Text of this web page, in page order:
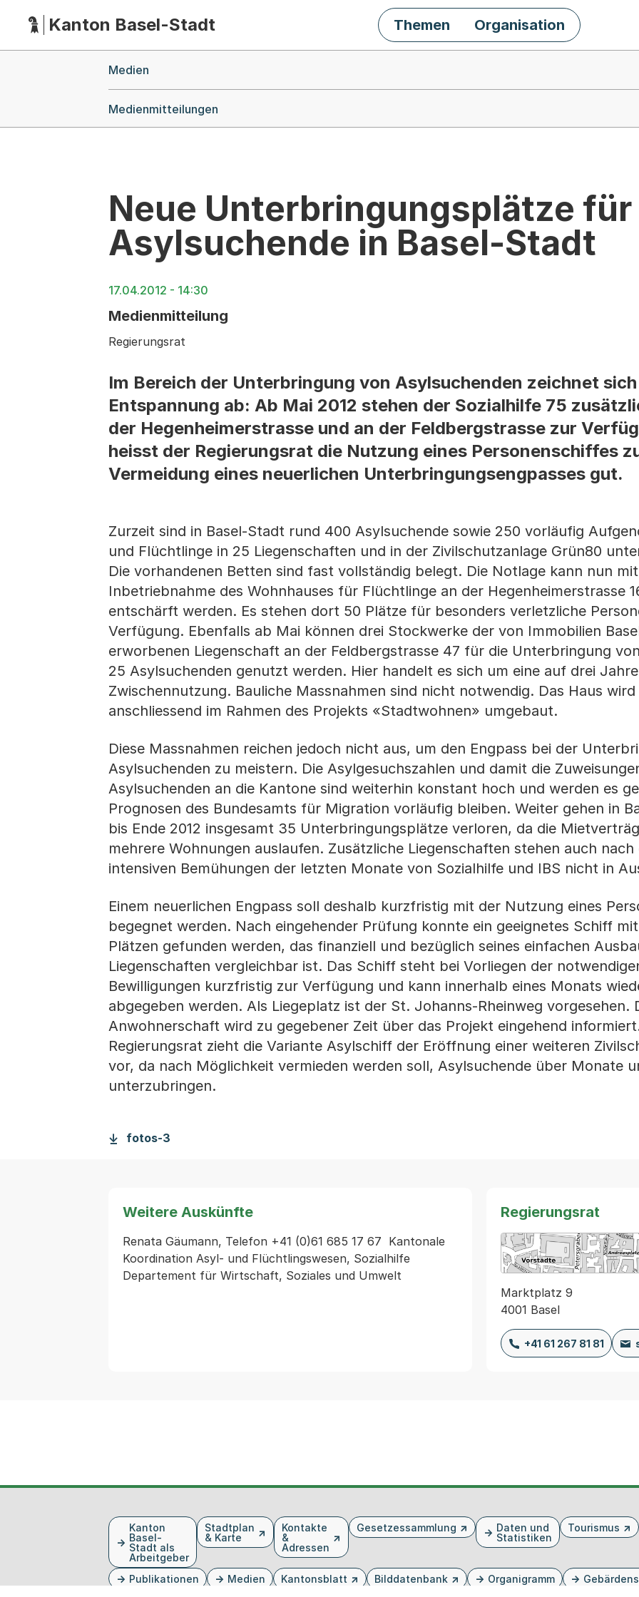
HauptnavigationKanton Basel-Stadt Themen Organisation
Medien
Medienmitteilungen
Neue Unterbringungsplätze für
Asylsuchende in Basel-Stadt
17.04.2012 - 14:30
Medienmitteilung
Regierungsrat
Im Bereich der Unterbringung von Asylsuchenden zeichnet
Entspannung ab: Ab Mai 2012 stehen der Sozialhilfe 75
der Hegenheimerstrasse und an der Feldbergstrasse zur
heisst der Regierungsrat die Nutzung eines Personenschiffes
Vermeidung eines neuerlichen Unterbringungsengpasses gut.
Zurzeit sind in Basel-Stadt rund 400 Asylsuchende sowie 250 vorläufig
und Flüchtlinge in 25 Liegenschaften und in der Zivilschutzanlage Grün80
Die vorhandenen Betten sind fast vollständig belegt. Die Notlage kann nun
Inbetriebnahme des Wohnhauses für Flüchtlinge an der Hegenheimerstrasse
entschärft werden. Es stehen dort 50 Plätze für besonders verletzliche
Verfügung. Ebenfalls ab Mai können drei Stockwerke der von Immobilien
erworbenen Liegenschaft an der Feldbergstrasse 47 für die Unterbringung
25 Asylsuchenden genutzt werden. Hier handelt es sich um eine auf drei
Zwischennutzung. Bauliche Massnahmen sind nicht notwendig. Das Haus wird
anschliessend im Rahmen des Projekts «Stadtwohnen» umgebaut.
Diese Massnahmen reichen jedoch nicht aus, um den Engpass bei der
Asylsuchenden zu meistern. Die Asylgesuchszahlen und damit die
Asylsuchenden an die Kantone sind weiterhin konstant hoch und werden es
Prognosen des Bundesamts für Migration vorläufig bleiben. Weiter gehen in
bis Ende 2012 insgesamt 35 Unterbringungsplätze verloren, da die
mehrere Wohnungen auslaufen. Zusätzliche Liegenschaften stehen auch nach
intensiven Bemühungen der letzten Monate von Sozialhilfe und IBS nicht in
Einem neuerlichen Engpass soll deshalb kurzfristig mit der Nutzung eines
begegnet werden. Nach eingehender Prüfung konnte ein geeignetes Schiff
Plätzen gefunden werden, das finanziell und bezüglich seines einfachen
Liegenschaften vergleichbar ist. Das Schiff steht bei Vorliegen der
Bewilligungen kurzfristig zur Verfügung und kann innerhalb eines Monats
abgegeben werden. Als Liegeplatz ist der St. Johanns-Rheinweg vorgesehen.
Anwohnerschaft wird zu gegebener Zeit über das Projekt eingehend
Regierungsrat zieht die Variante Asylschiff der Eröffnung einer weiteren
vor, da nach Möglichkeit vermieden werden soll, Asylsuchende über Monate
unterzubringen.
fotos-3
Weitere Auskünfte
Renata Gäumann, Telefon +41 (0)61 685 17 67  Kantonale
Koordination Asyl- und Flüchtlingswesen, Sozialhilfe
Departement für Wirtschaft, Soziales und Umwelt
Regierungsrat
Marktplatz 9
4001 Basel
+41 61 267 81 81
Kanton
Basel-
Stadt als
Arbeitgeber
Stadtplan
& Karte
Kontakte
&
Adressen
Gesetzessammlung
Daten und
Statistiken
Tourismus
Publikationen Medien Kantonsblatt Bilddatenbank Organigramm